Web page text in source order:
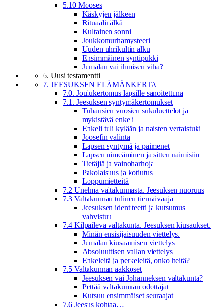
5.10 Mooses
Käskyjen jälkeen
Rituaalinälkä
Kultainen sonni
Joukkomurhamysteeri
Uuden uhrikultin alku
Ensimmäinen syntipukki
Jumalan vai ihmisen viha?
6. Uusi testamentti
7. JEESUKSEN ELÄMÄNKERTA
7.0. Joulukertomus lapsille sanoitettuna
7.1. Jeesuksen syntymäkertomukset
Tuhansien vuosien sukuluettelot ja
mykistävä enkeli
Enkeli tuli kylään ja naisten vertaistuki
Joosefin valinta
Lapsen syntymä ja paimenet
Lapsen nimeäminen ja sitten naimisiin
Tietäjiä ja vainoharhoja
Pakolaisuus ja kotiutus
Loppumietteitä
7.2 Unelma valtakunnasta. Jeesuksen nuoruus
7.3 Valtakunnan tulinen tienraivaaja
Jeesuksen identiteetti ja kutsumus
vahvistuu
7.4 Kilpaileva valtakunta. Jeesuksen kiusaukset.
Minän ensisijaisuuden viettelys.
Jumalan kiusaamisen viettelys
Absoluuttisen vallan viettelys
Enkeleitä ja perkeleitä, onko heitä?
7.5 Valtakunnan aakkoset
Jeesuksen vai Johanneksen valtakunta?
Pettää valtakunnan odottajat
Kutsuu ensimmäiset seuraajat
7.6 Jeesus kohtaa…